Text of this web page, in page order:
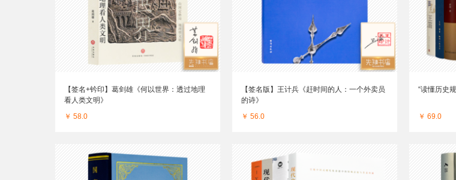
【签名+钤印】葛剑雄《何以世界：透过地理
看人类文明》
￥ 58.0
【签名版】王计兵《赶时间的人：一个外卖员
的诗》
￥ 56.0
“读懂历史
￥ 69.0